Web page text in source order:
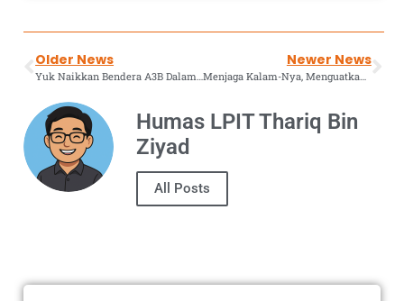
Older News
Yuk Naikkan Bendera A3B Dalam 60 Detik, Kamu Bisa ?
Newer News
Humas LPIT Thariq Bin
Ziyad
All Posts